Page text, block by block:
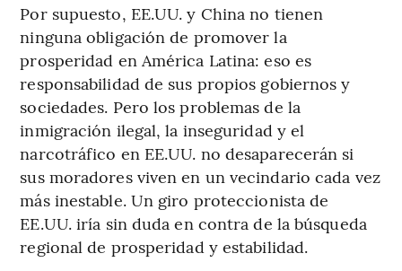
Por supuesto, EE.UU. y China no tienen
ninguna obligación de promover la
prosperidad en América Latina: eso es
responsabilidad de sus propios gobiernos y
sociedades. Pero los problemas de la
inmigración ilegal, la inseguridad y el
narcotráfico en EE.UU. no desaparecerán si
sus moradores viven en un vecindario cada vez
más inestable. Un giro proteccionista de
EE.UU. iría sin duda en contra de la búsqueda
regional de prosperidad y estabilidad.